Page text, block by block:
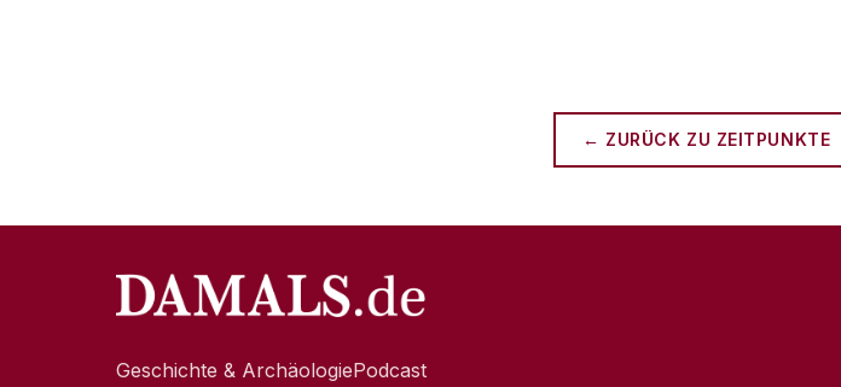
← ZURÜCK ZU ZEITPUNKTE
Geschichte & ArchäologiePodcast